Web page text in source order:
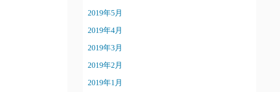
2019年5月
2019年4月
2019年3月
2019年2月
2019年1月